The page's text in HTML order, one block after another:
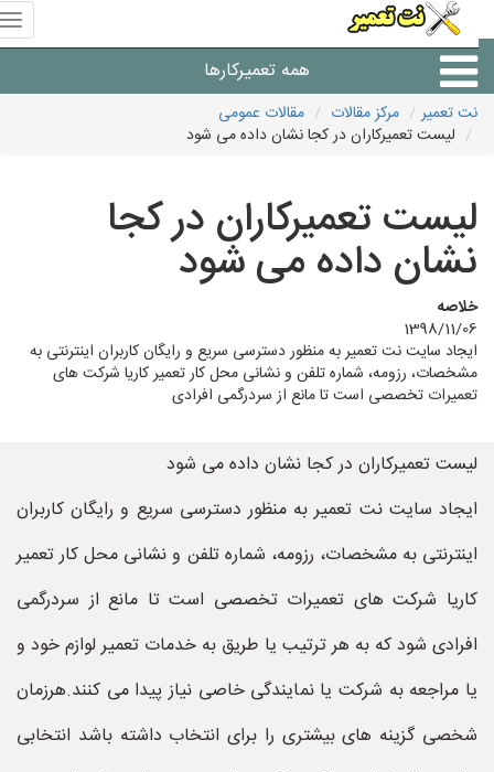
همه تعمیرکارها
شرکت های تعمیرات لوازم
نت تعمیر مرکز مقالات
مقالات عمومی
لیست تعمیرکاران در کجا نشان داده می شود
لیست تعمیرکاران در کجا
نشان داده می شود
خلاصه
1398/11/06
ایجاد سایت نت تعمیر به منظور دسترسی سریع و رایگان کاربران اینترنتی به
مشخصات، رزومه، شماره تلفن و نشانی محل کار تعمیر کاریا شرکت های
تعمیرات تخصصی است تا مانع از سردرگمی افرادی
لیست تعمیرکاران در کجا نشان داده می شود
ایجاد سایت نت تعمیر به منظور دسترسی سریع و رایگان کاربران
اینترنتی به مشخصات، رزومه، شماره تلفن و نشانی محل کار تعمیر
کاریا شرکت های تعمیرات تخصصی است تا مانع از سردرگمی
افرادی شود که به هر ترتیب یا طریق به خدمات تعمیر لوازم خود و
یا مراجعه به شرکت یا نمایندگی خاصی نیاز پیدا می کنند.هرزمان
شخصی گزینه های بیشتری را برای انتخاب داشته باشد انتخابی